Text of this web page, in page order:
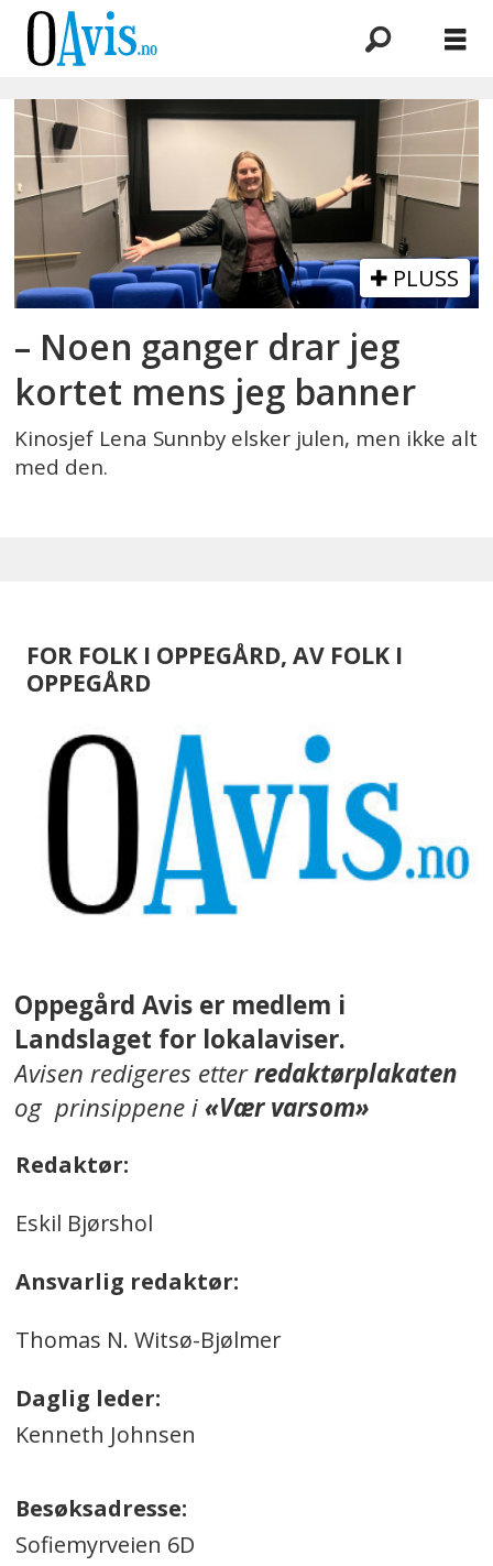
Emne:
julevaner
PLUSS
– Noen ganger drar jeg
kortet mens jeg banner
Kinosjef Lena Sunnby elsker julen, men ikke alt
med den.
FOR FOLK I OPPEGÅRD, AV FOLK I
OPPEGÅRD
Oppegård Avis er medlem i
Landslaget for lokalaviser.
Avisen redigeres etterredaktørplakaten
og prinsippene i«Vær varsom»
Redaktør:
Eskil Bjørshol
Ansvarlig redaktør:
Thomas N. Witsø-Bjølmer
Daglig leder:
Kenneth Johnsen
Besøksadresse:
Sofiemyrveien 6D